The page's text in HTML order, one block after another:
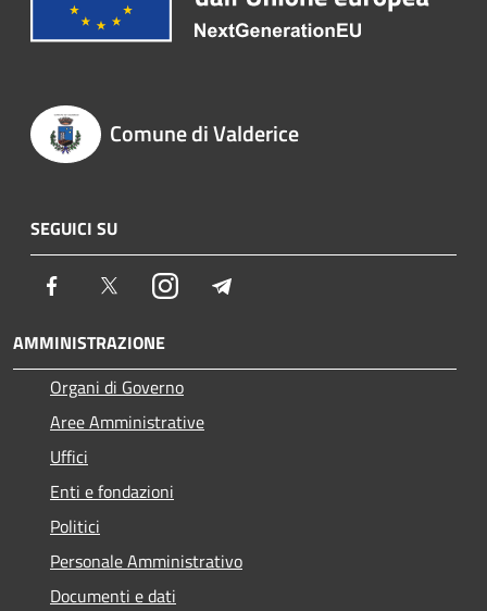
Comune di Valderice
SEGUICI SU
Facebook TwitterInstagram
AMMINISTRAZIONE
Organi di Governo
Aree Amministrative
Uffici
Enti e fondazioni
Politici
Personale Amministrativo
Documenti e dati